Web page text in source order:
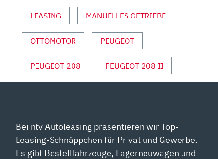
|
PREIS
2024“
VON
YOUTUBE
ANZEIGEN
LEASING MANUELLES GETRIEBE
OTTOMOTOR PEUGEOT
PEUGEOT 208 PEUGEOT 208 II
Bei ntv Autoleasing präsentieren wir Top-
Leasing-Schnäppchen für Privat und Gewerbe.
Es gibt Bestellfahrzeuge, Lagerneuwagen und